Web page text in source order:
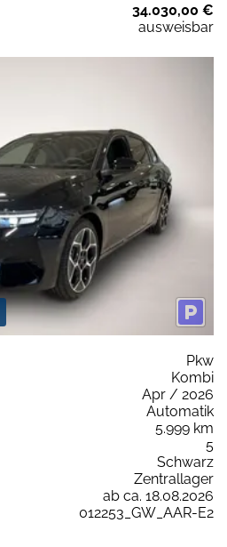
34.030,00 €
ausweisbar
Pkw
Kombi
Apr / 2026
Automatik
5.999 km
5
Schwarz
Zentrallager
ab ca. 18.08.2026
012253_GW_AAR-E2